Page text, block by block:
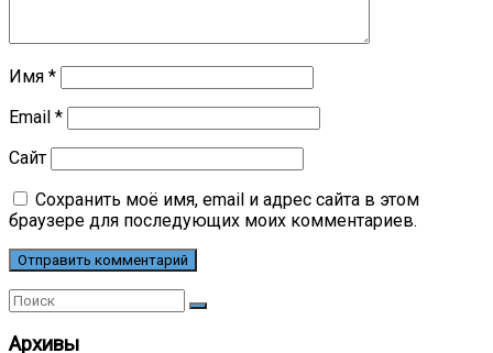
Имя *
Email *
Сайт
Сохранить моё имя, email и адрес сайта в этом
браузере для последующих моих комментариев.
Архивы